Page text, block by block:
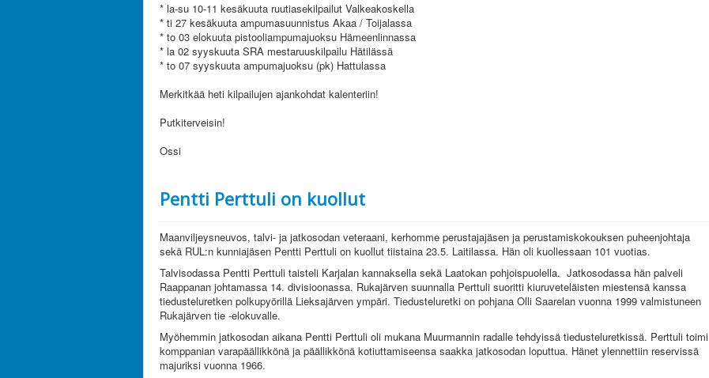
* la-su 10-11 kesäkuuta ruutiasekilpailut Valkeakoskella
* ti 27 kesäkuuta ampumasuunnistus Akaa / Toijalassa
* to 03 elokuuta pistooliampumajuoksu Hämeenlinnassa
* la 02 syyskuuta SRA mestaruuskilpailu Hätilässä
* to 07 syyskuuta ampumajuoksu (pk) Hattulassa
Merkitkää heti kilpailujen ajankohdat kalenteriin!
Putkiterveisin!
Ossi
Pentti Perttuli on kuollut
Maanviljeysneuvos, talvi- ja jatkosodan veteraani, kerhomme perustajajäsen ja perustamiskokouksen puheenjohtaja
sekä RUL:n kunniajäsen Pentti Perttuli on kuollut tiistaina 23.5. Laitilassa. Hän oli kuollessaan 101 vuotias.
Talvisodassa Pentti Perttuli taisteli Karjalan kannaksella sekä Laatokan pohjoispuolella. Jatkosodassa hän palveli
Raappanan johtamassa 14. divisioonassa. Rukajärven suunnalla Perttuli suoritti kiuruveteläisten miestensä kanssa
tiedusteluretken polkupyörillä Lieksajärven ympäri. Tiedusteluretki on pohjana Olli Saarelan vuonna 1999 valmistuneen
Rukajärven tie -elokuvalle.
Myöhemmin jatkosodan aikana Pentti Perttuli oli mukana Muurmannin radalle tehdyissä tiedusteluretkissä. Perttuli toimi
komppanian varapäällikkönä ja päällikkönä kotiuttamiseensa saakka jatkosodan loputtua. Hänet ylennettiin reservissä
majuriksi vuonna 1966.